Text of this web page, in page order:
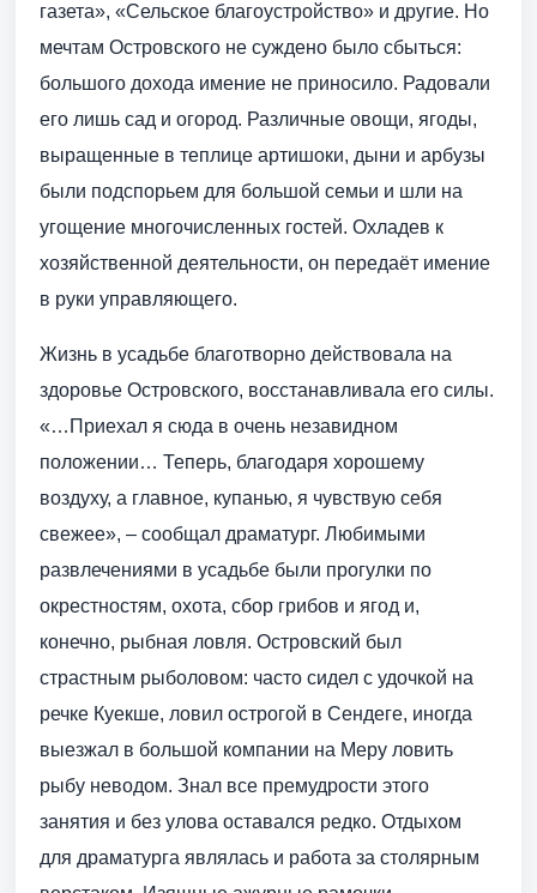
газета», «Сельское благоустройство» и другие. Но
мечтам Островского не суждено было сбыться:
большого дохода имение не приносило. Радовали
его лишь сад и огород. Различные овощи, ягоды,
выращенные в теплице артишоки, дыни и арбузы
были подспорьем для большой семьи и шли на
угощение многочисленных гостей. Охладев к
хозяйственной деятельности, он передаёт имение
в руки управляющего.
Жизнь в усадьбе благотворно действовала на
здоровье Островского, восстанавливала его силы.
«…Приехал я сюда в очень незавидном
положении… Теперь, благодаря хорошему
воздуху, а главное, купанью, я чувствую себя
свежее», – сообщал драматург. Любимыми
развлечениями в усадьбе были прогулки по
окрестностям, охота, сбор грибов и ягод и,
конечно, рыбная ловля. Островский был
страстным рыболовом: часто сидел с удочкой на
речке Куекше, ловил острогой в Сендеге, иногда
выезжал в большой компании на Меру ловить
рыбу неводом. Знал все премудрости этого
занятия и без улова оставался редко. Отдыхом
для драматурга являлась и работа за столярным